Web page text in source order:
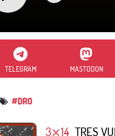
TELEGRAM MASTODON
#DRO
3⨯14 TRES